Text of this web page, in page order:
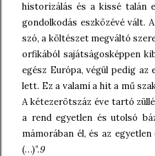
historizálás és a kissé talán
gondolkodás eszközévé vált.
szó, a költészet megváltó
orfikából sajátságosképpen
egész Európa, végül pedig
lett. Ez a valami a hit a mű
A kétezerötszáz éve tartó
a rend egyetlen és utolsó
mámorában él, és az
(…)”.9